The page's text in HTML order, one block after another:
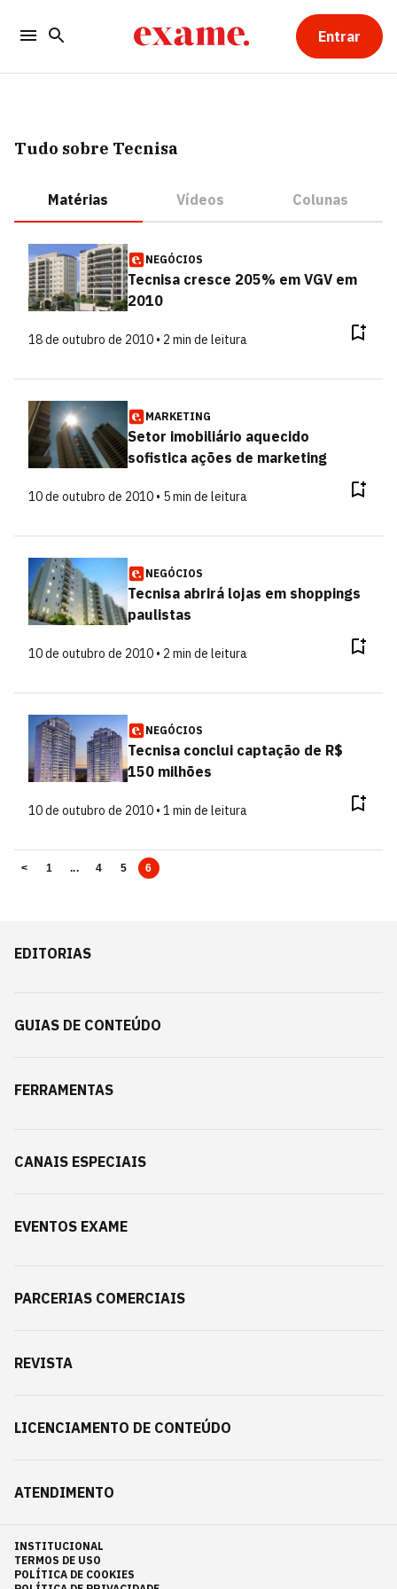
Entrar
Tudo sobre Tecnisa
Matérias Vídeos Colunas
NEGÓCIOS
Tecnisa cresce 205% em VGV em
2010
18 de outubro de 2010 • 2 min de leitura
MARKETING
Setor imobiliário aquecido
sofistica ações de marketing
10 de outubro de 2010 • 5 min de leitura
NEGÓCIOS
Tecnisa abrirá lojas em shoppings
paulistas
10 de outubro de 2010 • 2 min de leitura
NEGÓCIOS
Tecnisa conclui captação de R$
150 milhões
10 de outubro de 2010 • 1 min de leitura
< 1 ... 4 5 6
EDITORIAS
GUIAS DE CONTEÚDO
FERRAMENTAS
CANAIS ESPECIAIS
EVENTOS EXAME
PARCERIAS COMERCIAIS
REVISTA
LICENCIAMENTO DE CONTEÚDO
ATENDIMENTO
INSTITUCIONAL
TERMOS DE USO
POLÍTICA DE COOKIES